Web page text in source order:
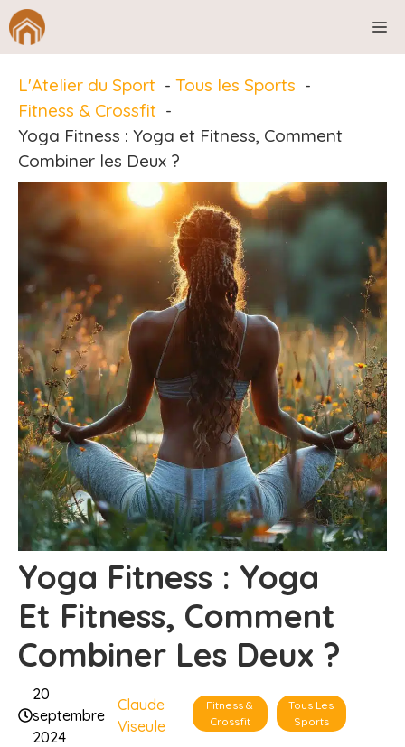
Aller
au
L'Atelier du Sport
Tous les Sports
Fitness & Crossfit
Yoga Fitness : Yoga et Fitness, Comment
Combiner les Deux ?
Yoga Fitness : Yoga
Et Fitness, Comment
Combiner Les Deux ?
20
septembre
2024
Claude
Viseule
Fitness &
Crossfit
Tous Les
Sports